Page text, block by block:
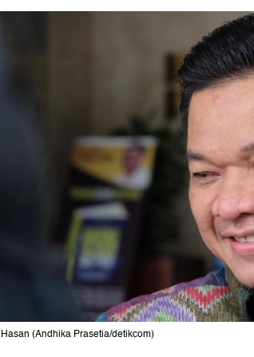
(Andhika Prasetia/detikcom)